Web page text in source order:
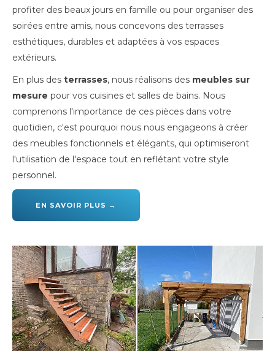
profiter des beaux jours en famille ou pour organiser des
soirées entre amis, nous concevons des terrasses
esthétiques, durables et adaptées à vos espaces
extérieurs.
En plus des terrasses, nous réalisons des meubles sur
mesure pour vos cuisines et salles de bains. Nous
comprenons l'importance de ces pièces dans votre
quotidien, c'est pourquoi nous nous engageons à créer
des meubles fonctionnels et élégants, qui optimiseront
l'utilisation de l'espace tout en reflétant votre style
personnel.
EN SAVOIR PLUS →